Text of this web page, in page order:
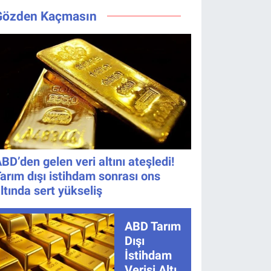
saat
kaçta, TRT
1 canlı
nasıl
izlenir?
Kaçmasın
gelen veri altını ateşledi!
dışı istihdam sonrası ons
sert yükseliş
ABD Tarım
Dışı
İstihdam